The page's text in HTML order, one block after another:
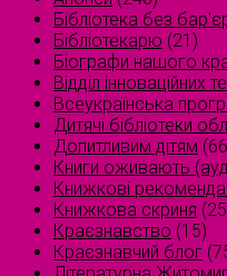
Бібліотека без
Бібліотекарю (21)
Біографи нашого
Відділ інноваційних
Всеукраїнська
Дитячі бібліотеки
Допитливим дітям
Книги оживають
Книжкові
Книжкова скриня
Краєзнавство (15)
Краєзнавчий блог